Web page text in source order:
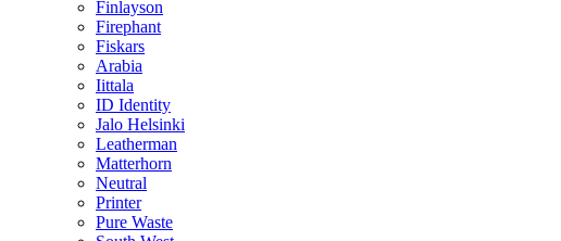
Finlayson
Firephant
Fiskars
Arabia
Iittala
ID Identity
Jalo Helsinki
Leatherman
Matterhorn
Neutral
Printer
Pure Waste